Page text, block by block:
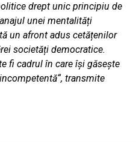
drept unic principiu de
unei mentalități
un afront adus cetățenilor
societăți democratice.
fi cadrul în care își găsește
ă“, transmite